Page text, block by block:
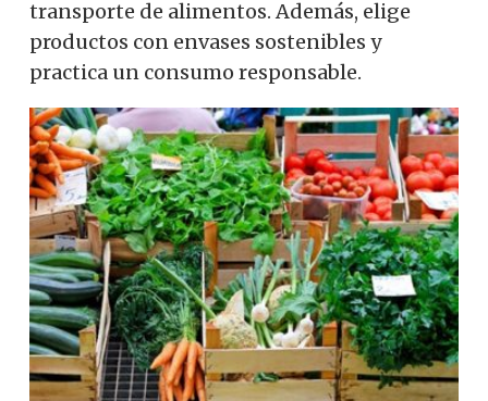
transporte de alimentos. Además, elige
productos con envases sostenibles y
practica un consumo responsable.